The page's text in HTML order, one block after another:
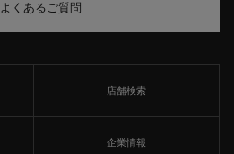
よくあるご質問
店舗検索
企業情報